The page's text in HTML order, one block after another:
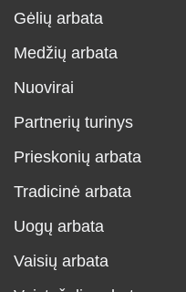
Gėlių arbata
Medžių arbata
Nuovirai
Partnerių turinys
Prieskonių arbata
Tradicinė arbata
Uogų arbata
Vaisių arbata